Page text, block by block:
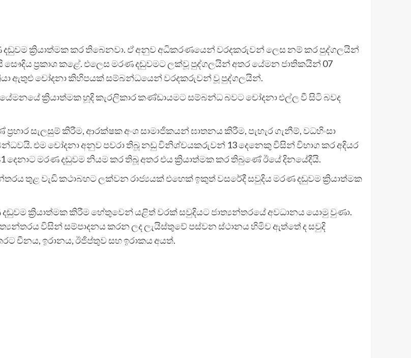
දඬුවම ක්‍රියාත්මක කර තිබෙනවා. ඒ අනුව අධිකරණයෙන් වරදකරුවන් ලෙස නම් කර පුද්ගලයින්
සෞදිය ප්‍රකාශ කළේ. එලෙස මරණ දඬුවමට ලක්වූ පුද්ගලයින් අතර යේමන ජාතිකයින් 07
ඇතුළු චෝදනා කිහිපයක් සම්බන්ධයෙන් වරදකරුවන් වූ පුද්ගලයින්.
ක්‍රියාත්මක හූදි කැරලිකාර කණ්ඩායමට සම්බන්ධ බවට චෝදනා එල්ල වී සිටි බවද
සැලසුම් කිරීම, ආරක්ෂක අංශ සාමාජිකයන් ඝාතනය කිරීම, පැහැර ගැනීම්, වධහිංසා
එම චෝදනා අනුව පවරා තිබූ නඩු විනිශ්චයකරුවන් 13 දෙනෙකු විසින් විභාග කර අදියර
මරණ දඬුවම නියම කර තිබූ අතර එය ක්‍රියාත්මක කර තිබුණේ ඊයේ දිනයේදීයි.
තුළ වැඩි කථාබහට ලක්වන රාජ්‍යයක් එහෙක් ඉකුත් වසරේදී සවුදිය මරණ දඬුවම ක්‍රියාත්මක
ක්‍රියාත්මක කිරීම හේතුවෙන් යළිත් වරක් සවුදියට ජාත්‍යන්තරයේ අවධානය යොමු වුණා.
විසින් සම්පාදනය කරන ලද ලැයිස්තුවේ පස්වන ස්ථානය හිමිව ඇත්තේ ද සවුදි
චීනය, ඉරානය, ඊජිප්තුව සහ ඉරාකය අයත්.